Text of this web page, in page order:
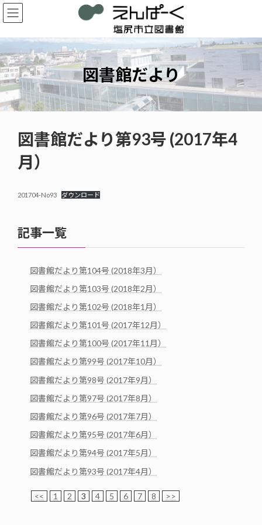
コ
ン
ン
ツ
へ
ス
キ
ッ
プ
ナ
ビ
ー
シ
ョ
ン
に
移
動
図書館だより
図書館だより第93号 (2017年4
月）
201704-No93 ダウンロード
記事一覧
図書館だより第104号 (2018年3月）
図書館だより第103号 (2018年2月）
図書館だより第102号 (2018年1月）
図書館だより第101号 (2017年12月）
図書館だより第100号 (2017年11月）
図書館だより第99号 (2017年10月）
図書館だより第98号 (2017年9月）
図書館だより第97号 (2017年8月）
図書館だより第96号 (2017年7月）
図書館だより第95号 (2017年6月）
図書館だより第94号 (2017年5月）
図書館だより第93号 (2017年4月）
<< 1 2 3 4 5 6 7 8 >>